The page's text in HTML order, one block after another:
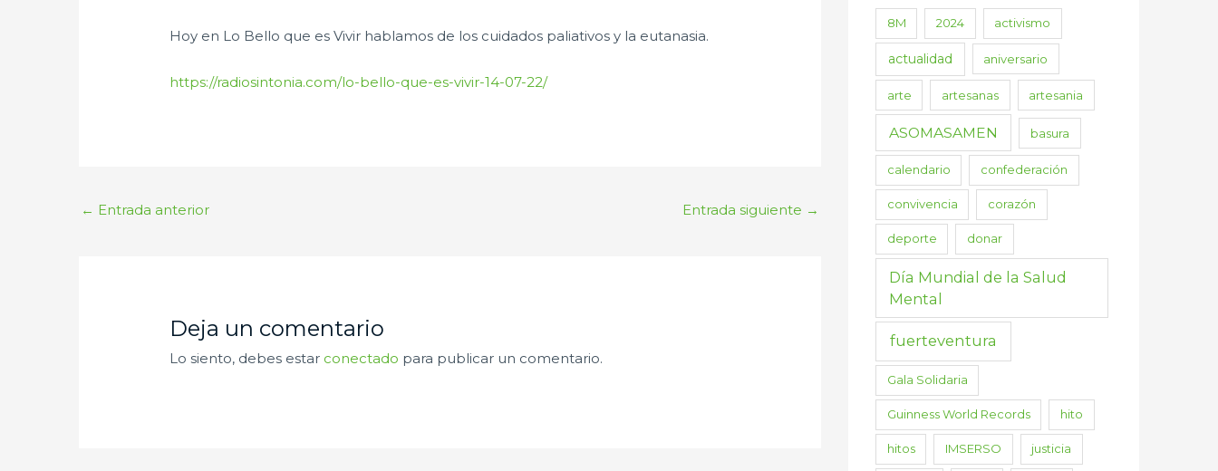
Hoy en Lo Bello que es Vivir hablamos de los cuidados paliativos y la eutanasia.
https://radiosintonia.com/lo-bello-que-es-vivir-14-07-22/
← Entrada anterior Entrada siguiente →
Deja un comentario
Lo siento, debes estar conectado para publicar un comentario.
8M 2024 activismo
actualidad aniversario
arte artesanas artesania
ASOMASAMEN basura
calendario confederación
convivencia corazón
deporte donar
Día Mundial de la Salud
Mental
fuerteventura
Gala Solidaria
Guinness World Records hito
hitos IMSERSO justicia